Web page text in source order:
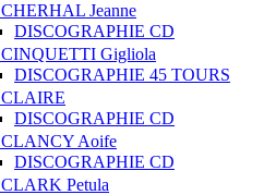
CHERHAL Jeanne
DISCOGRAPHIE CD
CINQUETTI Gigliola
DISCOGRAPHIE 45 TOURS
CLAIRE
DISCOGRAPHIE CD
CLANCY Aoife
DISCOGRAPHIE CD
CLARK Petula